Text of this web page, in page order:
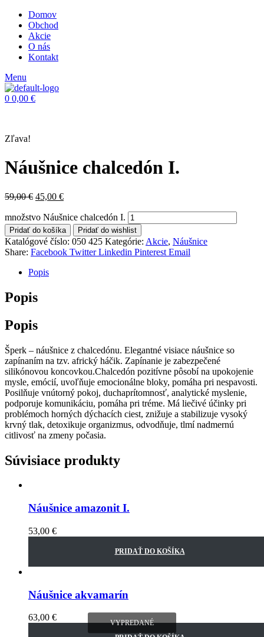
Domov
Obchod
Akcie
O nás
Kontakt
Menu
0 0,00 €
Zľava!
Náušnice chalcedón I.
59,00€ 45,00 €
množstvo Náušnice chalcedón I.
Pridať do košíka Pridať do wishlist
Katalógové číslo: 050 425 Kategórie: Akcie, Náušnice
Share: Facebook Twitter Linkedin Pinterest Email
Popis
Popis
Popis
Šperk – náušnice z chalcedónu. Elegantné visiace náušnice so
zapínaním na tzv. africký háčik. Zapínanie je zabezpečené
silikónovou koncovkou.Chalcedón pozitívne pôsobí na upokojenie
mysle, emócií, uvoľňuje emocionálne bloky, pomáha pri nespavosti.
Posilňuje vnútorný pokoj, duchaprítomnosť, analytické myslenie,
podporuje komunikáciu, pomáha pri tréme. Má liečivé účinky pri
problémoch horných dýchacích ciest, znižuje a stabilizuje vysoký
krvný tlak, detoxikuje organizmus, odvodňuje, tlmí nadmernú
citlivosť na zmeny počasia.
Súvisiace produkty
Náušnice amazonit I.
53,00 €
PRIDAŤ DO KOŠÍKA
Náušnice akvamarín
63,00 €
VYPREDANÉ